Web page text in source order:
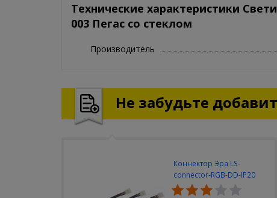
Технические характеристики
003 Пегас со стеклом
Производитель
Не забудьте
Коннектор Эра LS-
connector-RGB-DD-IP20
(3шт/уп)